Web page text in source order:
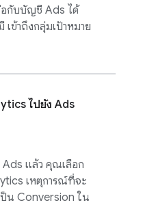
อกับบัญชี Ads ได้
ข้าถึงกลุ่มเป้าหมาย
ไปยัง Ads
Ads แล้ว คุณเลือก
เหตุการณ์ที่จะ
ป็น Conversion ใน